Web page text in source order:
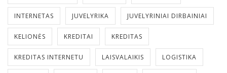
INTERNETAS JUVELYRIKA JUVELYRINIAI DIRBAINIAI
KELIONĖS KREDITAI KREDITAS
KREDITAS INTERNETU LAISVALAIKIS LOGISTIKA